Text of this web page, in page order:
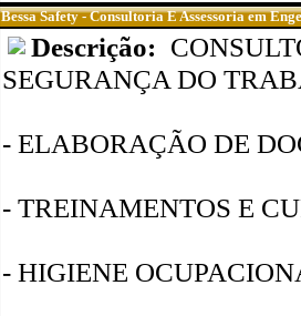
Bessa Safety - Consultoria E Assessoria em
Descrição:
SEGURANÇA DO
- ELABORAÇÃO DE
- TREINAMENTOS E
- HIGIENE